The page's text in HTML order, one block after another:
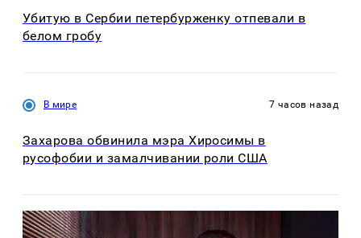
Убитую в Сербии петербурженку отпевали в
белом гробу
В мире 7 часов назад
Захарова обвинила мэра Хиросимы в
русофобии и замалчивании роли США